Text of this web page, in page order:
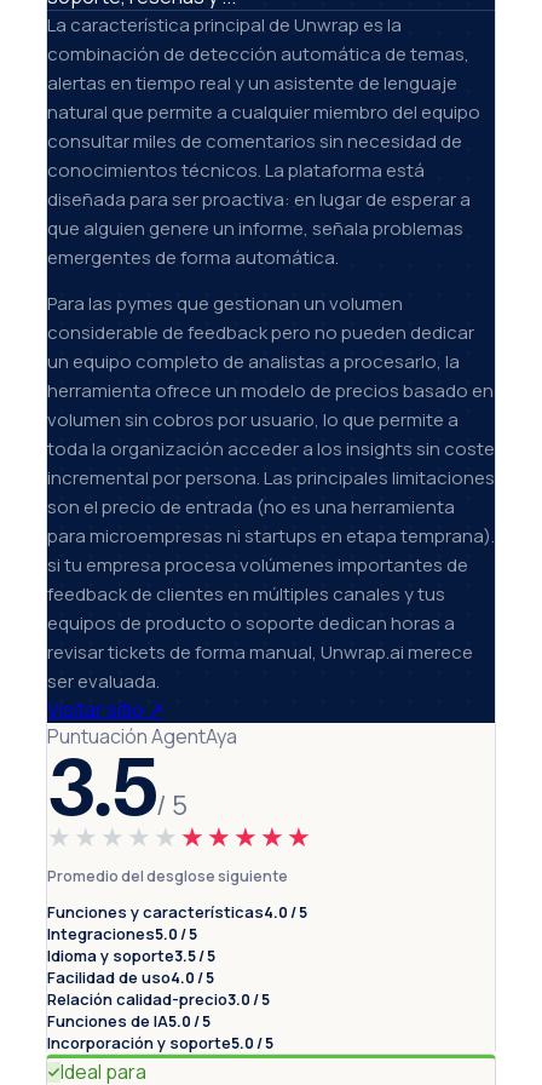
La característica principal de Unwrap es la
combinación de detección automática de temas,
alertas en tiempo real y un asistente de lenguaje
natural que permite a cualquier miembro del equipo
consultar miles de comentarios sin necesidad de
conocimientos técnicos. La plataforma está
diseñada para ser proactiva: en lugar de esperar a
que alguien genere un informe, señala problemas
emergentes de forma automática.
Para las pymes que gestionan un volumen
considerable de feedback pero no pueden dedicar
un equipo completo de analistas a procesarlo, la
herramienta ofrece un modelo de precios basado en
volumen sin cobros por usuario, lo que permite a
toda la organización acceder a los insights sin coste
incremental por persona. Las principales limitaciones
son el precio de entrada (no es una herramienta
para microempresas ni startups en etapa temprana).
si tu empresa procesa volúmenes importantes de
feedback de clientes en múltiples canales y tus
equipos de producto o soporte dedican horas a
revisar tickets de forma manual, Unwrap.ai merece
ser evaluada.
Visitar sitio ↗
Puntuación AgentAya
3.5/ 5
★★★★★ ★★★★★
Promedio del desglose siguiente
Funciones y características4.0 / 5
Integraciones5.0 / 5
Idioma y soporte3.5 / 5
Facilidad de uso4.0 / 5
Relación calidad-precio3.0 / 5
Funciones de IA5.0 / 5
Incorporación y soporte5.0 / 5
Ideal para